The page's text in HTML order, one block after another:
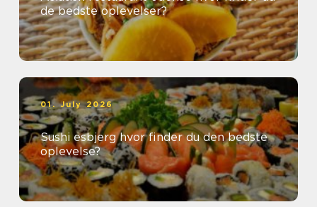
de bedste oplevelser?
01. July 2026
Sushi esbjerg hvor finder du den bedste
oplevelse?